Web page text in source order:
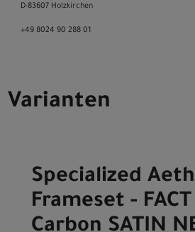
D-83607 Holzkirchen
+49 8024 90 288 01
Varianten
Specialized
Frameset -
Carbon SATIN